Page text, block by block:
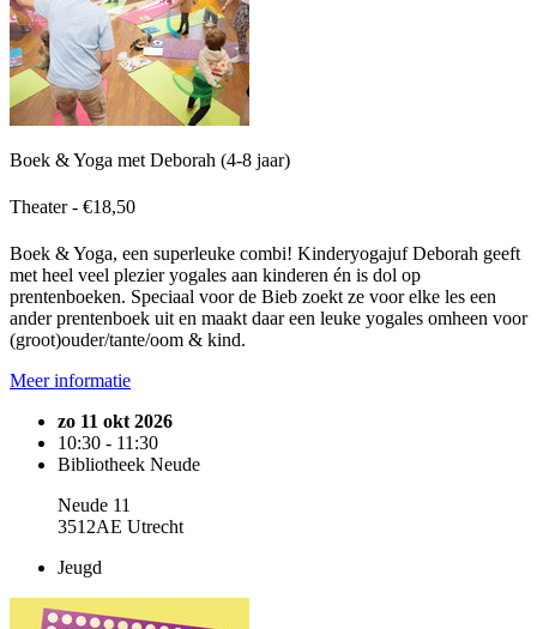
Boek & Yoga met Deborah (4-8 jaar)
Theater - €18,50
Boek & Yoga, een superleuke combi! Kinderyogajuf Deborah geeft
met heel veel plezier yogales aan kinderen én is dol op
prentenboeken. Speciaal voor de Bieb zoekt ze voor elke les een
ander prentenboek uit en maakt daar een leuke yogales omheen voor
(groot)ouder/tante/oom & kind.
Meer informatie
zo 11 okt 2026
10:30 - 11:30
Bibliotheek Neude
Neude 11
3512AE Utrecht
Jeugd